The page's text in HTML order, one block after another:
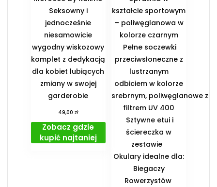
Seksowny i
jednocześnie
niesamowicie
wygodny wiskozowy
komplet z dedykacją
dla kobiet lubiących
zmiany w swojej
garderobie
49,00 zł
Zobacz gdzie
kupić najtaniej
kształcie sportowym
– poliwęglanowa w
kolorze czarnym
Pełne soczewki
przeciwsłoneczne z
lustrzanym
odbiciem w kolorze
srebrnym, poliwęglanowe z
filtrem UV 400
Sztywne etui i
ściereczka w
zestawie
️Okulary idealne dla:
️ Biegaczy ️
Rowerzystów ️